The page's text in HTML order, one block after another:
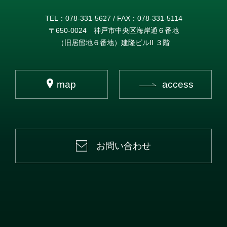
TEL：078-331-5627 / FAX：078-331-5114
〒650-0024 神戸市中央区海岸通６番地
（旧居留地６番地）建隆ビルII ３階
map access
お問い合わせ